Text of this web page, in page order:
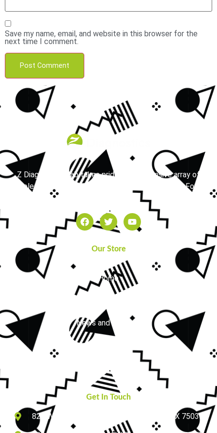
Save my name, email, and website in this browser for the
next time I comment.
Z Diagnostics Lab takes pride in its extensive array of
molecular testing services available in the Dallas-Fort
Our Store
Home
News and Updates
Get In Touch
825 W ROYAL LN, SUITE # 230, IRVING, TX 75039